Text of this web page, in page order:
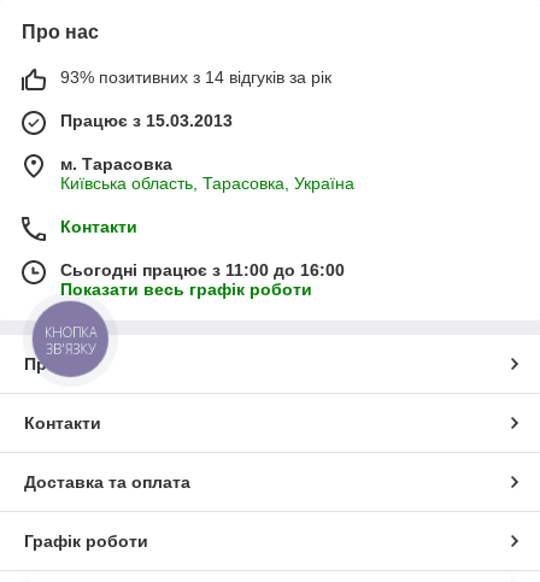
Про нас
93% позитивних з 14 відгуків за рік
Працює з 15.03.2013
м. Тарасовка
Київська область, Тарасовка, Україна
Контакти
Сьогодні працює з 11:00 до 16:00
Показати весь графік роботи
Про нас
Контакти
Доставка та оплата
Графік роботи
КНОПКА
ЗВ'ЯЗКУ